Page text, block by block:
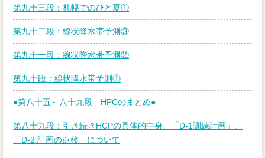
第九十三段：札幌でのひと夏①
第九十二段：線状降水帯予測③
第九十一段：線状降水帯予測②
第九十段：線状降水帯予測①
●第八十五～八十九段 HPCのまとめ●
第八十九段：引き続きHCPの具体的中身、「D-1訓練計画」、
「D-2 計画の点検」について